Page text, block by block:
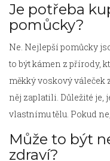
Je potřeba
pomůcky?
Ne. Nejlepší pomůcky
to být kámen z přírody,
měkký voskový váleček
něj zaplatili. Důležité je,
vlastnímu tělu. Pokud
Může to být
zdraví?